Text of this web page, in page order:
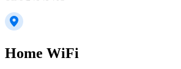
Home WiFi